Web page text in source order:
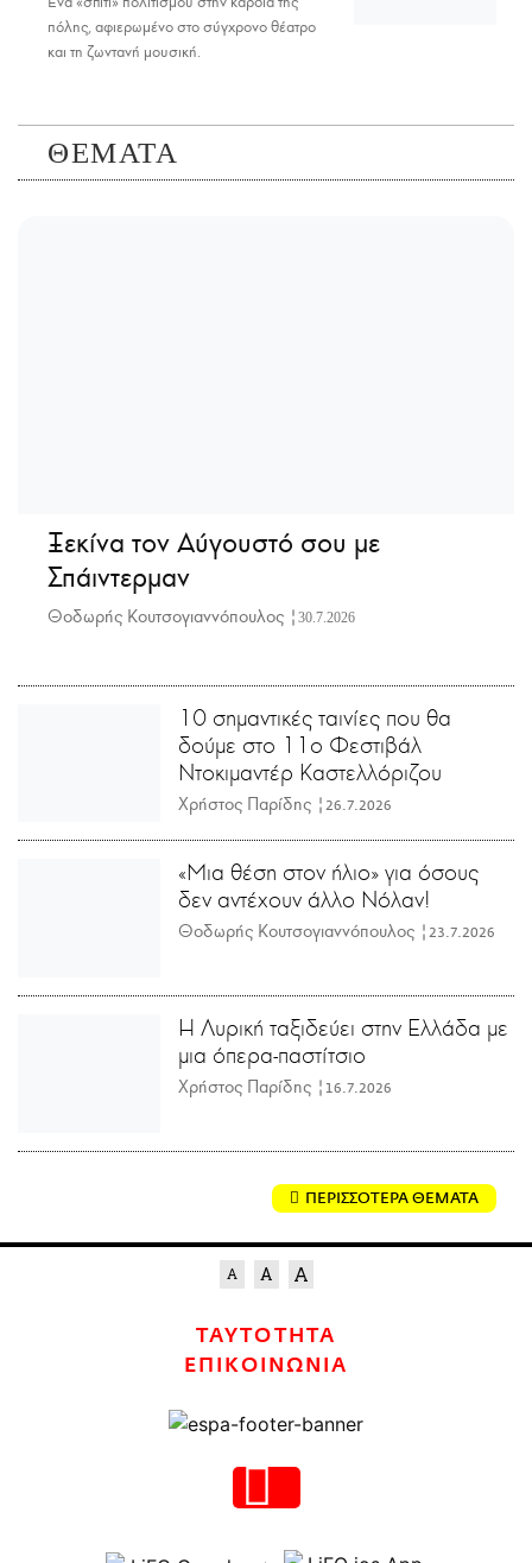
πόλης, αφιερωμένο στο σύγχρονο θέατρο
και τη ζωντανή μουσική.
ΘΕΜΑΤΑ
Ξεκίνα τον Αύγουστό σου με
Σπάιντερμαν
Θοδωρής Κουτσογιαννόπουλος | 30.7.2026
10 σημαντικές ταινίες που θα
δούμε στο 11ο Φεστιβάλ
Ντοκιμαντέρ Καστελλόριζου
Χρήστος Παρίδης | 26.7.2026
«Μια θέση στον ήλιο» για όσους
δεν αντέχουν άλλο Νόλαν!
Θοδωρής Κουτσογιαννόπουλος | 23.7.2026
Η Λυρική ταξιδεύει στην Ελλάδα με
μια όπερα-παστίτσιο
Χρήστος Παρίδης | 16.7.2026
ΠΕΡΙΣΣΟΤΕΡΑ ΘΕΜΑΤΑ
ΤΑΥΤΟΤΗΤΑ
ΕΠΙΚΟΙΝΩΝΙΑ